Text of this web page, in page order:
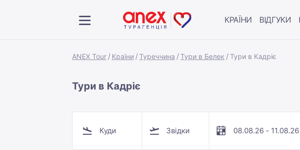
КРАЇНИ ВІДГУКИ
ANEX Tour Країни Туреччина Тури в Белек Тури в Кадріє
Тури в Кадріє
Куди Звідки 08.08.26 - 11.08.26